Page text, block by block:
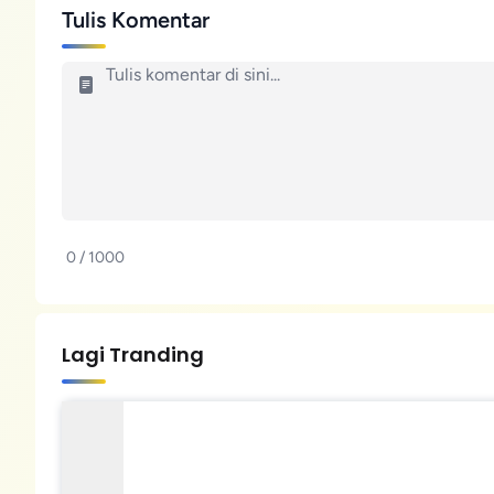
Tulis Komentar
0 / 1000
Lagi Tranding